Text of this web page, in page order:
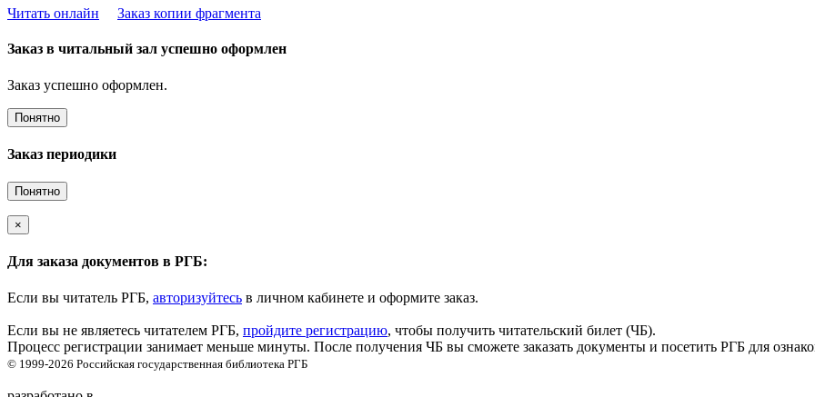
Читать онлайн
Заказ копии фрагмента
Заказ в читальный зал успешно оформлен
Заказ успешно оформлен.
Понятно
Заказ периодики
Понятно
×
Для заказа документов в РГБ:
Если вы читатель РГБ, авторизуйтесь в личном кабинете и оформите заказ.
Если вы не являетесь читателем РГБ, пройдите регистрацию, чтобы получить читательский билет (ЧБ).
Процесс регистрации занимает меньше минуты. После получения ЧБ вы сможете заказать документы и посетить РГБ для
© 1999-2026 Российская государственная библиотека РГБ